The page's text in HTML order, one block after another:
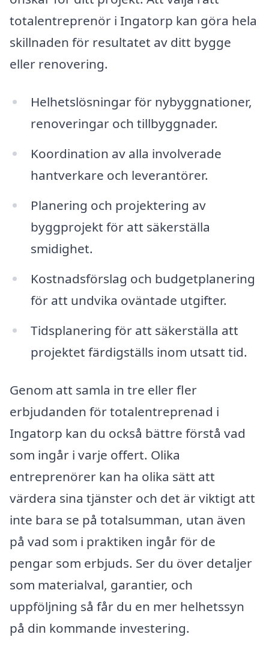
totalentreprenör i Ingatorp kan göra hela
skillnaden för resultatet av ditt bygge
eller renovering.
Helhetslösningar för nybyggnationer,
renoveringar och tillbyggnader.
Koordination av alla involverade
hantverkare och leverantörer.
Planering och projektering av
byggprojekt för att säkerställa
smidighet.
Kostnadsförslag och budgetplanering
för att undvika oväntade utgifter.
Tidsplanering för att säkerställa att
projektet färdigställs inom utsatt tid.
Genom att samla in tre eller fler
erbjudanden för totalentreprenad i
Ingatorp kan du också bättre förstå vad
som ingår i varje offert. Olika
entreprenörer kan ha olika sätt att
värdera sina tjänster och det är viktigt att
inte bara se på totalsumman, utan även
på vad som i praktiken ingår för de
pengar som erbjuds. Ser du över detaljer
som materialval, garantier, och
uppföljning så får du en mer helhetssyn
på din kommande investering.